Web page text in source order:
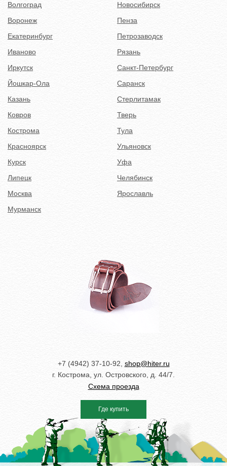
Волгоград
Воронеж
Екатеринбург
Иваново
Иркутск
Йошкар-Ола
Казань
Ковров
Кострома
Красноярск
Курск
Липецк
Москва
Мурманск
Новосибирск
Пенза
Петрозаводск
Рязань
Санкт-Петербург
Саранск
Стерлитамак
Тверь
Тула
Ульяновск
Уфа
Челябинск
Ярославль
+7 (4942) 37-10-92, shop@hiter.ru
г. Кострома, ул. Островского, д. 44/7.
Схема проезда
Где купить